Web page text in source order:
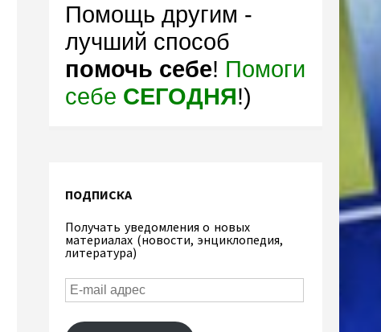
Помощь другим -
лучший способ
помочь себе! Помоги
себе СЕГОДНЯ!)
ПОДПИСКА
Получать уведомления о новых
материалах (новости, энциклопедия,
литература)